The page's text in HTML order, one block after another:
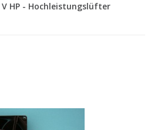
HP - Hochleistungslüfter